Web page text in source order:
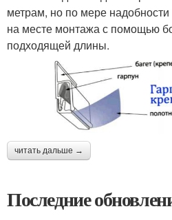
метрам, но по мере
на месте монтажа с помощью
подходящей длины.
читать дальше →
Последние